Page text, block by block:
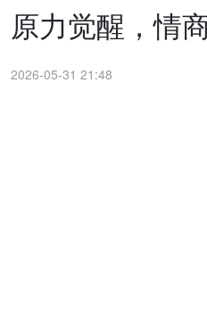
原力觉醒，情
2026-05-31 21:48